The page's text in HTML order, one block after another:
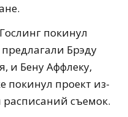
покинул
Брэду
и Бену Аффлеку,
покинул проект из-
расписаний съемок.